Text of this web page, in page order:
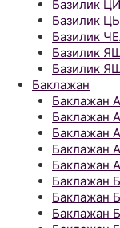
Базилик
Базилик
Базилик
Базилик
Базилик
Баклажан
Баклажан
Баклажан
Баклажан
Баклажан
Баклажан
Баклажан
Баклажан
Баклажан